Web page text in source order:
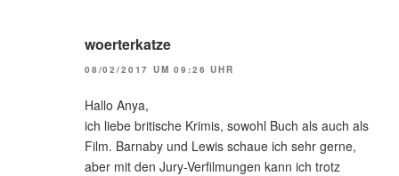
woerterkatze
08/02/2017 UM 09:26 UHR
Hallo Anya,
ich liebe britische Krimis, sowohl Buch als auch als
Film. Barnaby und Lewis schaue ich sehr gerne,
aber mit den Jury-Verfilmungen kann ich trotz